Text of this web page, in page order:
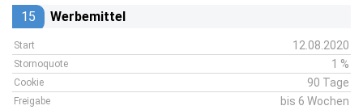
15 Werbemittel
Start 12.08.2020
Stornoquote 1 %
Cookie 90 Tage
Freigabe bis 6 Wochen